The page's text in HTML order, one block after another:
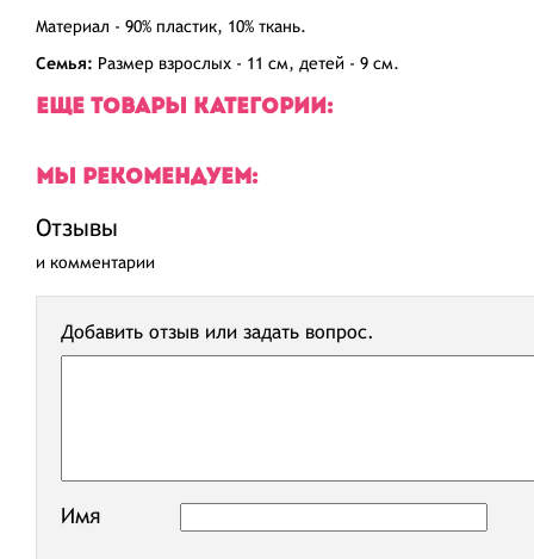
Материал - 90% пластик, 10% ткань.
Семья: Размер взрослых - 11 см, детей - 9 см.
ЕЩЕ ТОВАРЫ КАТЕГОРИИ:
МЫ РЕКОМЕНДУЕМ:
Отзывы
и комментарии
Добавить отзыв или задать вопрос.
Имя